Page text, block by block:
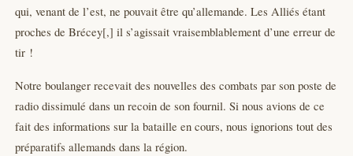
qui, venant de l’est, ne pouvait être qu’allemande. Les Alliés étant
proches de Brécey[,] il s’agissait vraisemblablement d’une erreur de
tir !
Notre boulanger recevait des nouvelles des combats par son poste de
radio dissimulé dans un recoin de son fournil. Si nous avions de ce
fait des informations sur la bataille en cours, nous ignorions tout des
préparatifs allemands dans la région.